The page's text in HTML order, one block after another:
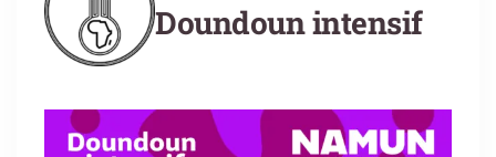
Doundoun intensif